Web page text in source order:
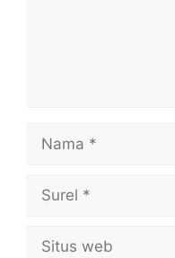
Nama
Surel
Situs